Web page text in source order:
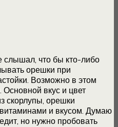
слышал, что бы кто-либо
орешки при
Возможно в этом
Основной вкус и цвет
скорлупы, орешки
и вкусом. Думаю
но нужно пробовать